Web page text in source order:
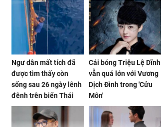
tiền mất tật mang
Ngư dân mất tích đã
được tìm thấy còn
sống sau 26 ngày lênh
đênh trên biển Thái
Bình Dương
Cái bóng Triệu Lệ Dĩnh
vẫn quá lớn với Vương
Dịch Đình trong 'Cửu
Môn'